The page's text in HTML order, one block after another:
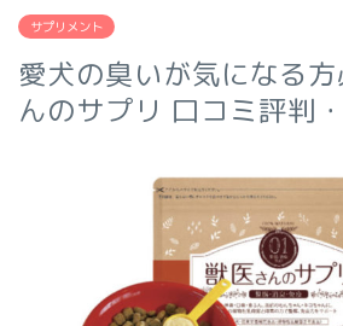
サプリメント
愛犬の臭いが気になる
んのサプリ 口コミ評判